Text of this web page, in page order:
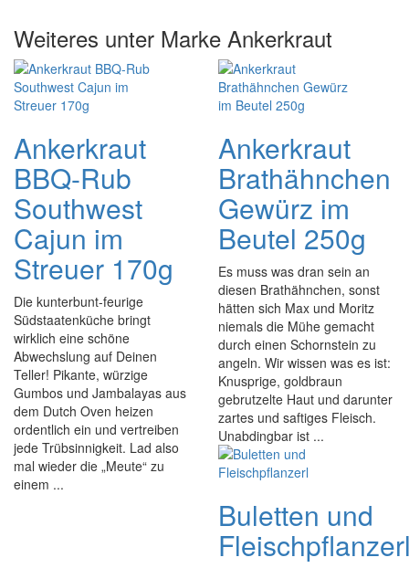
Weiteres unter Marke Ankerkraut
Ankerkraut
BBQ-Rub
Southwest
Cajun im
Streuer 170g
Die kunterbunt-feurige
Südstaatenküche bringt
wirklich eine schöne
Abwechslung auf Deinen
Teller! Pikante, würzige
Gumbos und Jambalayas aus
dem Dutch Oven heizen
ordentlich ein und vertreiben
jede Trübsinnigkeit. Lad also
mal wieder die „Meute“ zu
einem ...
Ankerkraut
Brathähnchen
Gewürz im
Beutel 250g
Es muss was dran sein an
diesen Brathähnchen, sonst
hätten sich Max und Moritz
niemals die Mühe gemacht
durch einen Schornstein zu
angeln. Wir wissen was es ist:
Knusprige, goldbraun
gebrutzelte Haut und darunter
zartes und saftiges Fleisch.
Unabdingbar ist ...
Buletten und